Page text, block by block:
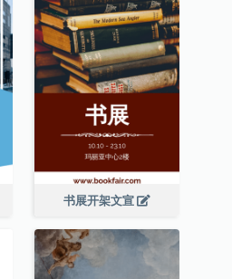
书展开架文宣